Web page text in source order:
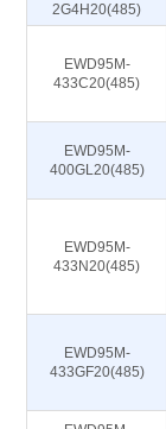
2G4H20(485)
EWD95M-
433C20(485)
EWD95M-
400GL20(485)
EWD95M-
433N20(485)
EWD95M-
433GF20(485)